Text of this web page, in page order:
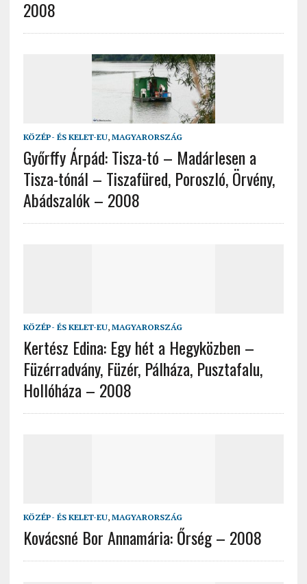
2008
KÖZÉP- ÉS KELET-EU, MAGYARORSZÁG
Győrffy Árpád: Tisza-tó – Madárlesen a
Tisza-tónál – Tiszafüred, Poroszló, Örvény,
Abádszalók – 2008
KÖZÉP- ÉS KELET-EU, MAGYARORSZÁG
Kertész Edina: Egy hét a Hegyközben –
Füzérradvány, Füzér, Pálháza, Pusztafalu,
Hollóháza – 2008
KÖZÉP- ÉS KELET-EU, MAGYARORSZÁG
Kovácsné Bor Annamária: Őrség – 2008